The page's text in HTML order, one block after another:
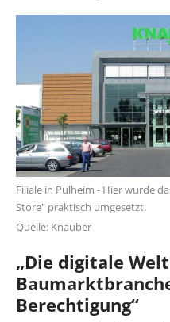
Filiale in Pulheim - Hier wurde
Store" praktisch umgesetzt.
Quelle: Knauber
„Die digitale
Berechtigung“